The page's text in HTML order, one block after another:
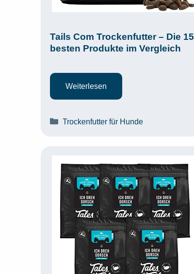
Tails Com Trockenfutter – Die 15
besten Produkte im Vergleich
Weiterlesen
Kategorien
Trockenfutter für Hunde